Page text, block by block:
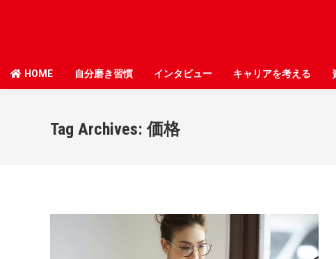
HOME 自分磨き習慣 インタビュー キャリアを考える
Tag Archives: 価格
HOME 自分磨き習慣 インタビュー キャリアを考える